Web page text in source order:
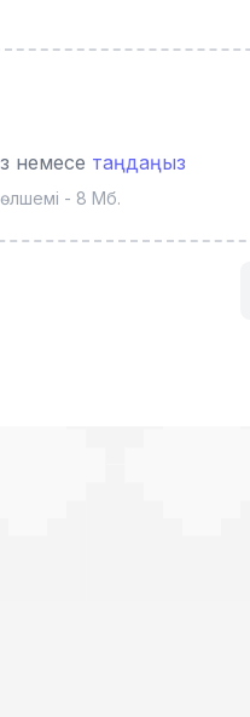
немесе таңдаңыз
- 8 Мб.